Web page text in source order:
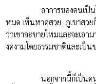
อาการของคนเป็นโรค
หมด เห็นหาดสวย ภูเขาสวย
ว่าเขาจะขายไหมและจะเอา
งดงามโดยธรรมชาติและเ
นอกจากนี้ก็เป็นคนติดแ